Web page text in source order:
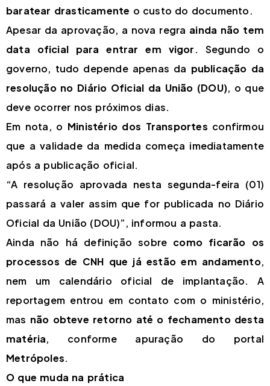
baratear drasticamente o custo do documento.
Apesar da aprovação, a nova regra ainda não tem
data oficial para entrar em vigor. Segundo o
governo, tudo depende apenas da publicação da
resolução no Diário Oficial da União (DOU), o que
deve ocorrer nos próximos dias.
Em nota, o Ministério dos Transportes confirmou
que a validade da medida começa imediatamente
após a publicação oficial.
“A resolução aprovada nesta segunda-feira (01)
passará a valer assim que for publicada no Diário
Oficial da União (DOU)”, informou a pasta.
Ainda não há definição sobre como ficarão os
processos de CNH que já estão em andamento,
nem um calendário oficial de implantação. A
reportagem entrou em contato com o ministério,
mas não obteve retorno até o fechamento desta
matéria, conforme apuração do portal
Metrópoles.
O que muda na prática